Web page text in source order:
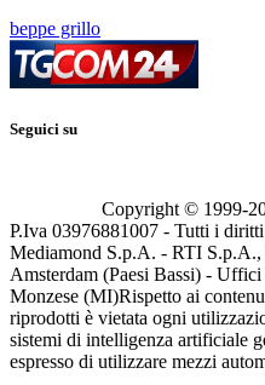
beppe grillo
Seguici su
Copyright © 1999-
P.Iva 03976881007 - Tutti i
Mediamond S.p.A. - RTI S.p.A.,
Amsterdam (Paesi Bassi) -
Monzese (MI)Rispetto ai
riprodotti è vietata ogni
sistemi di intelligenza artificiale
espresso di utilizzare mezzi